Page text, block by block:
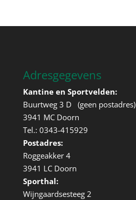
Adresgegevens
Kantine en Sportvelden:
Buurtweg 3 D (geen postadres)
3941 MC Doorn
Tel.: 0343-415929
Postadres:
Roggeakker 4
3941 LC Doorn
Sporthal:
Wijngaardsesteeg 2